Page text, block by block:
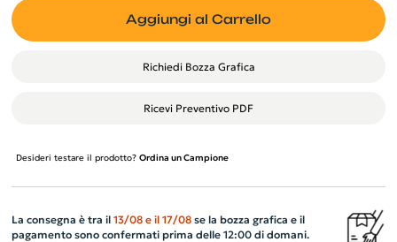
Aggiungi al Carrello
Richiedi Bozza Grafica
Ricevi Preventivo PDF
Desideri testare il prodotto? Ordina un Campione
La consegna è tra il 13/08 e il 17/08se la bozza grafica e il
pagamento sono confermati prima delle 12:00 di domani.